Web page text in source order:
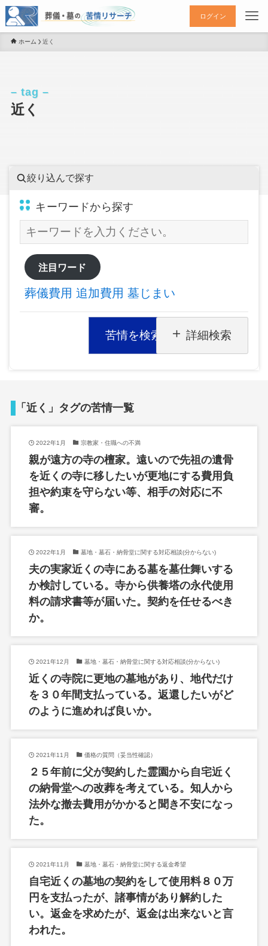
ログイン
ホーム 近く
近く
– tag –
絞り込んで探す
キーワードから探す
注目ワード
葬儀費用 追加費用 墓じまい
苦情を検索 詳細検索
「近く」タグの苦情一覧
2022年1月 宗教家・住職への不満
親が遠方の寺の檀家。遠いので先祖の遺骨
を近くの寺に移したいが更地にする費用負
担や約束を守らない等、相手の対応に不
審。
2022年1月 墓地・墓石・納骨堂に関する対応相談(分からない)
夫の実家近くの寺にある墓を墓仕舞いする
か検討している。寺から供養塔の永代使用
料の請求書等が届いた。契約を任せるべき
か。
2021年12月 墓地・墓石・納骨堂に関する対応相談(分からない)
近くの寺院に更地の墓地があり、地代だけ
を３０年間支払っている。返還したいがど
のように進めれば良いか。
2021年11月 価格の質問（妥当性確認）
２５年前に父が契約した霊園から自宅近く
の納骨堂への改葬を考えている。知人から
法外な撤去費用がかかると聞き不安になっ
た。
2021年11月 墓地・墓石・納骨堂に関する返金希望
自宅近くの墓地の契約をして使用料８０万
円を支払ったが、諸事情があり解約した
い。返金を求めたが、返金は出来ないと言
われた。